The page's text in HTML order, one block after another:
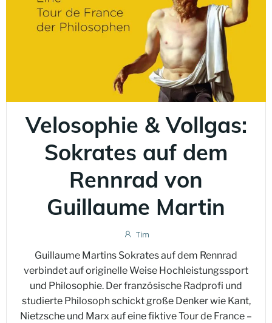
Velosophie & Vollgas:
Sokrates auf dem
Rennrad von
Guillaume Martin
Tim
Guillaume Martins Sokrates auf dem Rennrad
verbindet auf originelle Weise Hochleistungssport
und Philosophie. Der französische Radprofi und
studierte Philosoph schickt große Denker wie Kant,
Nietzsche und Marx auf eine fiktive Tour de France –